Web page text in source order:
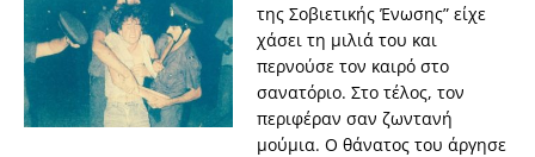
της Σοβιετικής Ένωσης” είχε
χάσει τη μιλιά του και
περνούσε τον καιρό στο
σανατόριο. Στο τέλος, τον
περιφέραν σαν ζωντανή
μούμια. Ο θάνατος του άργησε